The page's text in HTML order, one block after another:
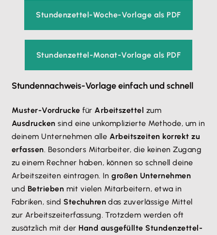
Stundenzettel-Woche-Vorlage als PDF
Stundenzettel-Monat-Vorlage als PDF
Stundennachweis-Vorlage einfach und schnell
Muster-Vordrucke fürArbeitszettel zum
Ausdrucken sind eine unkomplizierte Methode, um in
deinem Unternehmen alle Arbeitszeiten korrekt zu
erfassen. Besonders Mitarbeiter, die keinen Zugang
zu einem Rechner haben, können so schnell deine
Arbeitszeiten eintragen. Ingroßen Unternehmen
und Betrieben mit vielen Mitarbeitern, etwa in
Fabriken, sindStechuhren das zuverlässige Mittel
zur Arbeitszeiterfassung. Trotzdem werden oft
zusätzlich mit der Hand ausgefüllte Stundenzettel-